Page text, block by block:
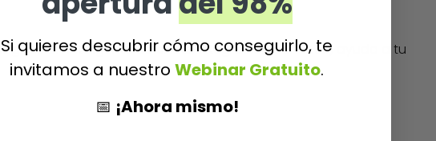
inteligente de chats, integración con CRM) ayuda a tu
Si quieres descubrir cómo conseguirlo, te
invitamos a nuestro Webinar Gratuito.
📅 ¡Ahora mismo!